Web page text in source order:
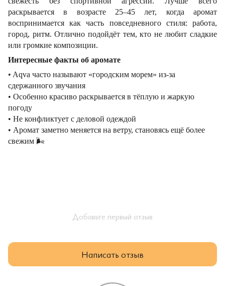
раскрывается в возрасте 25–45 лет, когда аромат
воспринимается как часть повседневного стиля: работа,
город, ритм. Отлично подойдёт тем, кто не любит сладкие
или громкие композиции.
Интересные факты об аромате
• Aqva часто называют «городским морем» из-за
сдержанного звучания
• Особенно красиво раскрывается в тёплую и жаркую
погоду
• Не конфликтует с деловой одеждой
• Аромат заметно меняется на ветру, становясь ещё более
свежим 🌬
Добавьте первый отзыв
Написать отзыв